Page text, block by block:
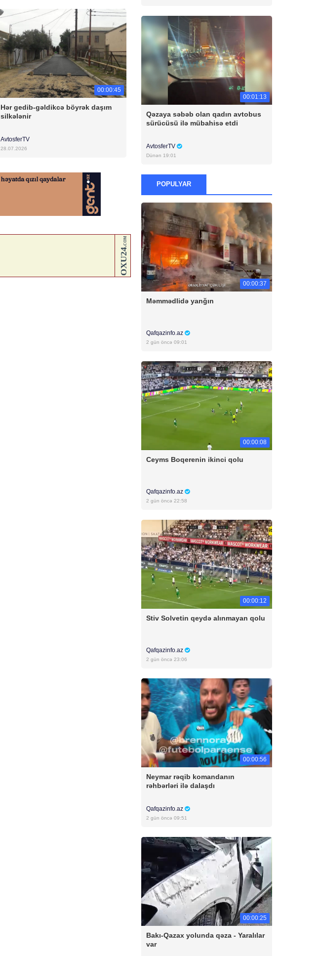
00:00:45
Hər gedib-gəldikcə böyrək daşım
silkələnir
AvtosferTV
28.07.2026
00:01:13
Qəzaya səbəb olan qadın avtobus
sürücüsü ilə mübahisə etdi
AvtosferTV
Dünən 19:01
POPULYAR
00:00:37
Məmmədlidə yanğın
Qafqazinfo.az
2 gün öncə 09:01
00:00:08
Ceyms Boqerenin ikinci qolu
Qafqazinfo.az
2 gün öncə 22:58
00:00:12
Stiv Solvetin qeydə alınmayan qolu
Qafqazinfo.az
2 gün öncə 23:06
00:00:56
Neymar rəqib komandanın
rəhbərləri ilə dalaşdı
Qafqazinfo.az
2 gün öncə 09:51
00:00:25
Bakı-Qazax yolunda qəza - Yaralılar
var